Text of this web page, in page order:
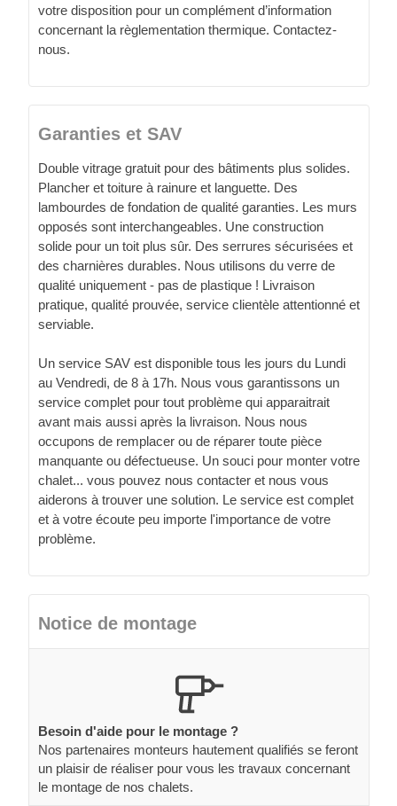
votre disposition pour un complément d’information
concernant la règlementation thermique. Contactez-
nous.
Garanties et SAV
Double vitrage gratuit pour des bâtiments plus solides.
Plancher et toiture à rainure et languette. Des
lambourdes de fondation de qualité garanties. Les murs
opposés sont interchangeables. Une construction
solide pour un toit plus sûr. Des serrures sécurisées et
des charnières durables. Nous utilisons du verre de
qualité uniquement - pas de plastique ! Livraison
pratique, qualité prouvée, service clientèle attentionné et
serviable.
Un service SAV est disponible tous les jours du Lundi
au Vendredi, de 8 à 17h. Nous vous garantissons un
service complet pour tout problème qui apparaitrait
avant mais aussi après la livraison. Nous nous
occupons de remplacer ou de réparer toute pièce
manquante ou défectueuse. Un souci pour monter votre
chalet... vous pouvez nous contacter et nous vous
aiderons à trouver une solution. Le service est complet
et à votre écoute peu importe l'importance de votre
problème.
Notice de montage
Besoin d'aide pour le montage ?
Nos partenaires monteurs hautement qualifiés se feront
un plaisir de réaliser pour vous les travaux concernant
le montage de nos chalets.